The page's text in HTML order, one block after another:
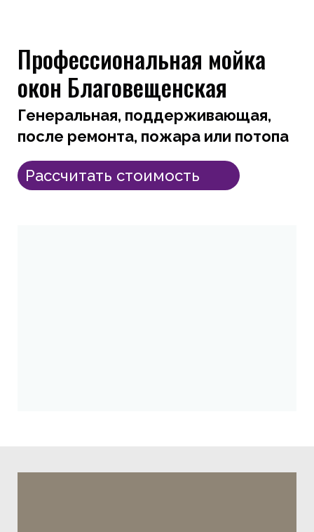
Профессиональная мойка
окон Благовещенская
Генеральная, поддерживающая,
после ремонта, пожара или потопа
Рассчитать стоимость